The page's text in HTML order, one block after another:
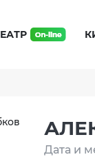
Дата и